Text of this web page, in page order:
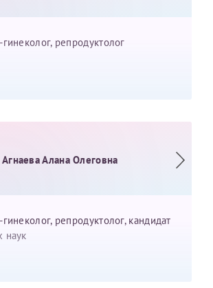
репродуктолог
Агнаева Алана Олеговна
репродуктолог, кандидат
наук